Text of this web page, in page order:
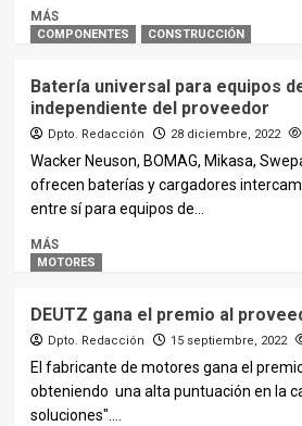
MÁS
COMPONENTES CONSTRUCCIÓN
Batería universal para equipos
independiente del proveedor
Dpto. Redacción 28 diciembre, 2022
Wacker Neuson, BOMAG, Mikasa,
ofrecen baterías y cargadores
entre sí para equipos de...
MÁS
MOTORES
DEUTZ gana el premio al
Dpto. Redacción 15 septiembre, 2022
El fabricante de motores gana el
obteniendo una alta puntuación en la
soluciones"....